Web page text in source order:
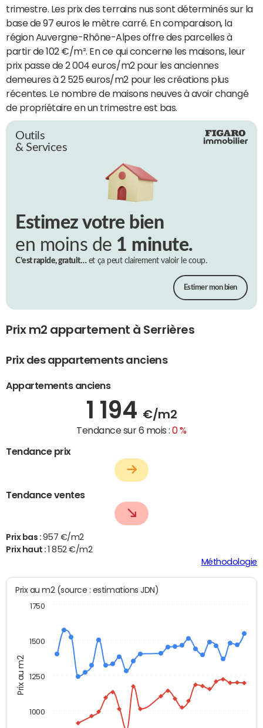
trimestre. Les prix des terrains nus sont déterminés sur la
base de 97 euros le mètre carré. En comparaison, la
région Auvergne-Rhône-Alpes offre des parcelles à
partir de 102 €/m². En ce qui concerne les maisons, leur
prix passe de 2 004 euros/m2 pour les anciennes
demeures à 2 525 euros/m2 pour les créations plus
récentes. Le nombre de maisons neuves à avoir changé
de propriétaire en un trimestre est bas.
Outils
& Services
Estimez votre bien
en moins de 1 minute.
C’est rapide, gratuit…et ça peut clairement valoir le coup.
Estimer mon bien
Prix m2 appartement à Serrières
Prix des appartements anciens
Appartements anciens
1 194 €/m2
Tendance sur 6 mois :0 %
Tendance prix
Tendance ventes
Prix bas : 957 €/m2
Prix haut :1 852 €/m2
Méthodologie
Prix au m2
Prix au m2 (source : estimations JDN)
1000
1250
1500
1750